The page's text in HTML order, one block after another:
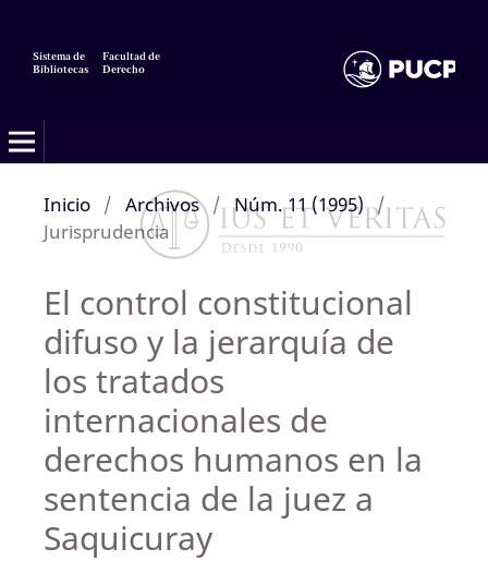
Sistema de
Bibliotecas
Facultad de
Derecho
Inicio / Archivos / Núm. 11 (1995) /
Jurisprudencia
El control constitucional
difuso y la jerarquía de
los tratados
internacionales de
derechos humanos en la
sentencia de la juez a
Saquicuray